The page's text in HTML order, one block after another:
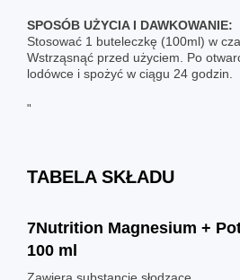
SPOSÓB UŻYCIA I DAWKOWANIE:
Stosować 1 buteleczkę (100ml) w
Wstrząsnąć przed użyciem. Po
lodówce i spożyć w ciągu 24 godzin.
"
TABELA SKŁADU
7Nutrition Magnesium +
100 ml